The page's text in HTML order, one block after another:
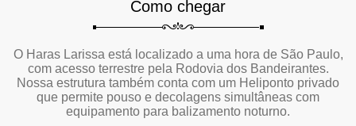
Como chegar
O Haras Larissa está localizado a uma hora de São Paulo,
com acesso terrestre pela Rodovia dos Bandeirantes.
Nossa estrutura também conta com um Heliponto privado
que permite pouso e decolagens simultâneas com
equipamento para balizamento noturno.